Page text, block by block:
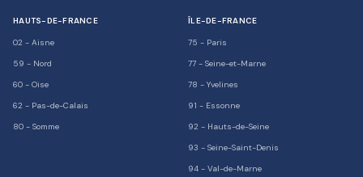
HAUTS-DE-FRANCE
02 - Aisne
59 - Nord
60 - Oise
62 - Pas-de-Calais
80 - Somme
ÎLE-DE-FRANCE
75 - Paris
77 - Seine-et-Marne
78 - Yvelines
91 - Essonne
92 - Hauts-de-Seine
93 - Seine-Saint-Denis
94 - Val-de-Marne